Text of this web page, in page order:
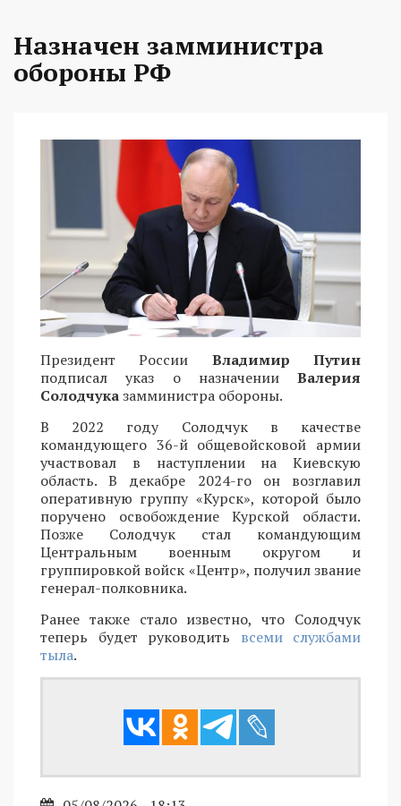
Назначен замминистра
обороны РФ
Президент России Владимир Путин
подписал указ о назначенииВалерия
Солодчуказамминистра обороны.
В 2022 году Солодчук в качестве
командующего 36-й общевойсковой армии
участвовал в наступлении на Киевскую
область. В декабре 2024-го он возглавил
оперативную группу «Курск», которой было
поручено освобождение Курской области.
Позже Солодчук стал командующим
Центральным военным округом и
группировкой войск «Центр», получил звание
генерал-полковника.
Ранее также стало известно, что Солодчук
теперь будет руководить всеми службами
тыла.